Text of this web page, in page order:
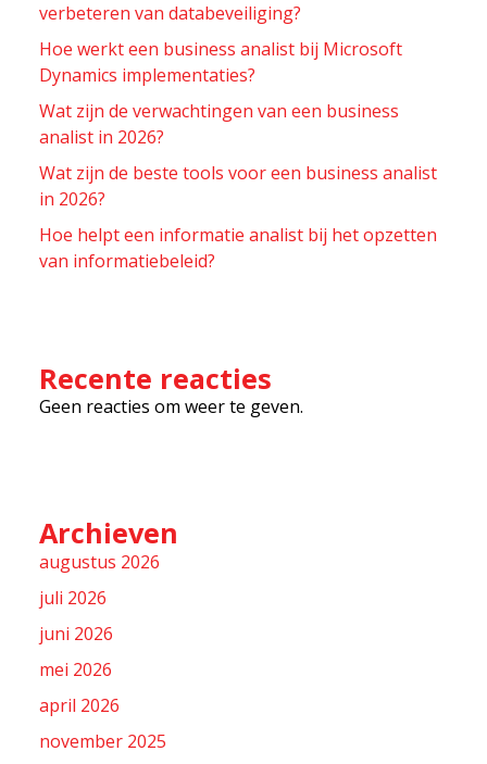
verbeteren van databeveiliging?
Hoe werkt een business analist bij Microsoft
Dynamics implementaties?
Wat zijn de verwachtingen van een business
analist in 2026?
Wat zijn de beste tools voor een business analist
in 2026?
Hoe helpt een informatie analist bij het opzetten
van informatiebeleid?
Recente reacties
Geen reacties om weer te geven.
Archieven
augustus 2026
juli 2026
juni 2026
mei 2026
april 2026
november 2025